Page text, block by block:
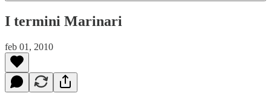
I termini Marinari
feb 01, 2010